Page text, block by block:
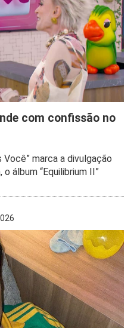
com confissão no
marca a divulgação
álbum “Equilibrium II”